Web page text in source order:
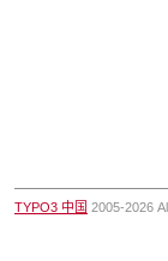
TYPO3 中国 2005-2026